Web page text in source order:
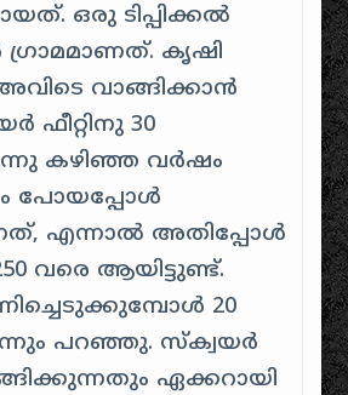
ഒരു ടിപ്പിക്കൽ
ഗ്രാമമാണത്. കൃഷി
വാങ്ങിക്കാൻ
ഫീറ്റിനു 30
കഴിഞ്ഞ വർഷം
പോയപ്പോൾ
എന്നാൽ അതിപ്പോൾ
വരെ ആയിട്ടുണ്ട്.
20
പറഞ്ഞു. സ്ക്വയർ
ഏക്കറായി